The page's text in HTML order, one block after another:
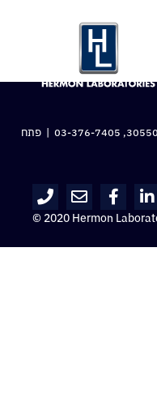
03-376-7405 | פתח
© 2020 Hermon